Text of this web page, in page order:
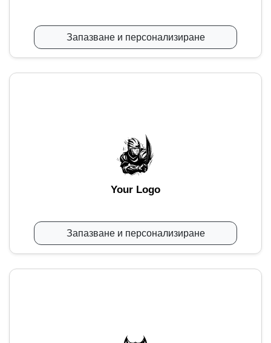
Запазване и персонализиране
Your Logo
Запазване и персонализиране